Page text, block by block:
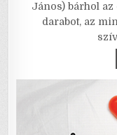
e
b
o
k
János) bárhol
darabot, az